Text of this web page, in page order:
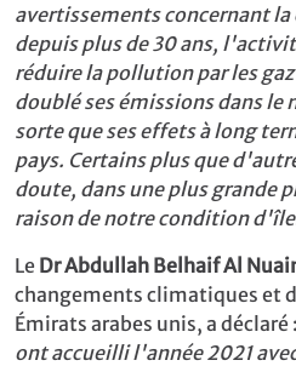
avertissements concernant
depuis plus de 30 ans,
réduire la pollution par les
doublé ses émissions dans le
sorte que ses effets à long
pays. Certains plus que
doute, dans une plus grande
raison de notre condition d'île
Le Dr Abdullah Belhaif Al
changements climatiques et
Émirats arabes unis, a déclaré :
ont accueilli l'année 2021